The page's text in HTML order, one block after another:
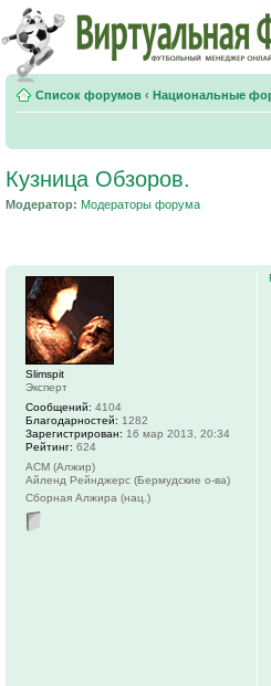
Список форумов ‹ Национальные
Кузница Обзоров.
Модератор: Модераторы форума
Slimspit
Эксперт
Сообщений: 4104
Благодарностей: 1282
Зарегистрирован: 16 мар 2013, 20:34
Рейтинг: 624
АСМ (Алжир)
Айленд Рейнджерс (Бермудские о-ва)
Сборная Алжира (нац.)